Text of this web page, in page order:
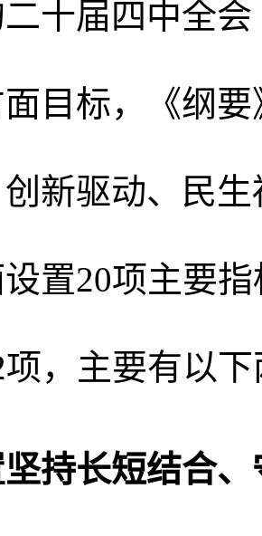
十届四中全
目标，《纲
新驱动、民
置20项主要
，主要有以
持长短结合